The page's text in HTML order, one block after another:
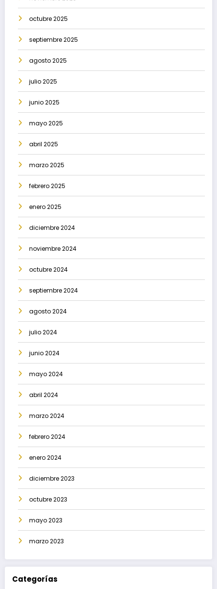
octubre 2025
septiembre 2025
agosto 2025
julio 2025
junio 2025
mayo 2025
abril 2025
marzo 2025
febrero 2025
enero 2025
diciembre 2024
noviembre 2024
octubre 2024
septiembre 2024
agosto 2024
julio 2024
junio 2024
mayo 2024
abril 2024
marzo 2024
febrero 2024
enero 2024
diciembre 2023
octubre 2023
mayo 2023
marzo 2023
Categorías